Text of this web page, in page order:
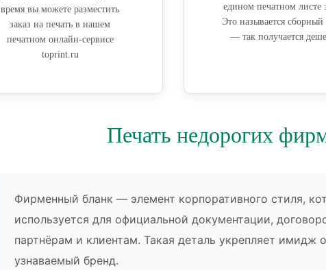
время вы можете разместить
заказ на печать в нашем
печатном онлайн-сервисе
toprint.ru
едином печатном листе
Это называется
— так получается
Печать недорогих
Фирменный бланк — элемент корпоративного стиля,
используется для официальной документации,
партнёрам и клиентам. Такая деталь укрепляет имидж
узнаваемый бренд.